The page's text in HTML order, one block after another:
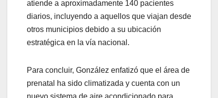
atiende a aproximadamente 140 pacientes
diarios, incluyendo a aquellos que viajan desde
otros municipios debido a su ubicación
estratégica en la vía nacional.
Para concluir, González enfatizó que el área de
prenatal ha sido climatizada y cuenta con un
nuevo sistema de aire acondicionado para